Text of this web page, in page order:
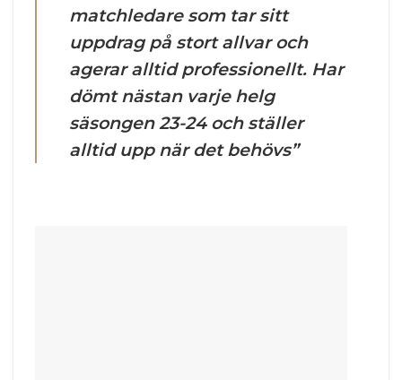
matchledare som tar sitt
uppdrag på stort allvar och
agerar alltid professionellt. Har
dömt nästan varje helg
säsongen 23-24 och ställer
alltid upp när det behövs”